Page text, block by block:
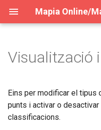
Mapia Online/
i
u
General
Cercar informació
Catàleg de capes
Navegació
Alta resolució
Capturar imatge
Iniciar sesión
Entorno 2D
Entorno 3D
Iniciar sessió
Entorn 2D
Entorn 3D
Visualització
Eins per modificar el tipus
punts i activar o
classificacions.